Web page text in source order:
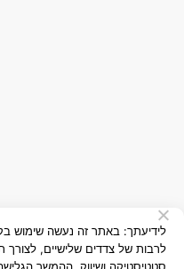
לרבות של צדדים שלישיים, לצורך